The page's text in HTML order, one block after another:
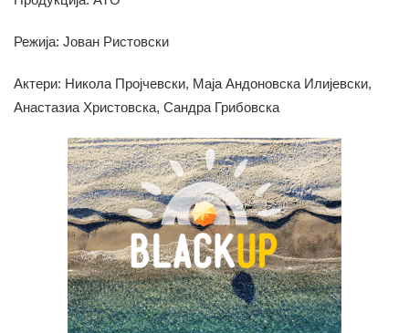
Режија: Јован Ристовски
Актери: Никола Пројчевски, Маја Андоновска Илијевски,
Анастазиа Христовска, Сандра Грибовска